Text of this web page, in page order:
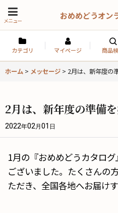
メニュー おめめどうオン
カテゴリ マイページ 商品
ホーム > メッセージ > 2月は、新年度の
2月は、新年度の準備
2022年02月 01 日
1月の『おめめどうカタロ
ございました。たくさんの
ただき、全国各地へお届け